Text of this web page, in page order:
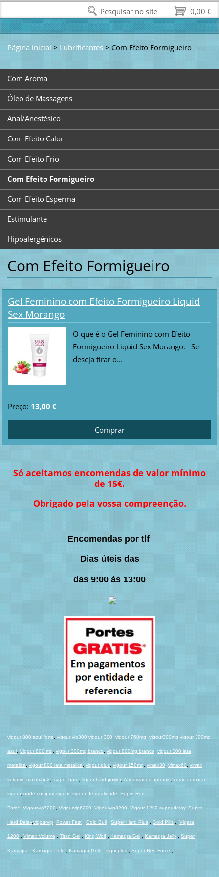
Página inicial > Lubrificantes > Com Efeito Formigueiro
Com Aroma
Óleo de Massagens
Anal/Anestésico
Com Efeito Calor
Com Efeito Frio
Com Efeito Formigueiro
Com Efeito Esperma
Estimulante
Hipoalergénicos
Com Efeito Formigueiro
Gel Feminino com Efeito Formigueiro Liquid
Sex Morango
O que é o Gel Feminino com Efeito
Formigueiro Liquid Sex Morango: Se
deseja tirar o...
Preço: 13,00 €
Só aceitamos encomendas de valor mínimo
de 15€.
Obrigado pela vossa compreenção.
Encomendas por tlf
Dias úteis das
das 9:00 ás 13:00
vigour 800 azul forte vigour vip300 vigour 300 vigour 760mg vigour300mg vigour 300mg
azul, Vigour 800 mg vigour 300mg branco vigour 800mg branco vigour 300 lata
metalica vigour 800 lata metalica vigour plus, vigour 150mg vimax30 vimax60 vimax
volume maxman 2 super hard super hard power, Afrodisiacos naturais, como comprar
vigour, onde comprar vigour, vigour de qualidade Super Red
Force Vigourvip7200 Vigourvip6200 Vigourvip8200, Vigour 1200 super delay, Super
Hard Delay,vigourvip Power Fast, Gold Bull, Super Hard Plus, Gold Pills, Vigara
1200 Vimax Volume Titan Gel, King Wolf, Kamagra Gel, Kamagra Jelly, Super
Kamagra Kamagra Polo Kamagra Gold vigrx plus, Super Red Force
0,00 €
Pesquisar no site